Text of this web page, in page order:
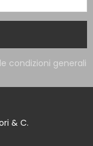
condizioni generali
& C.